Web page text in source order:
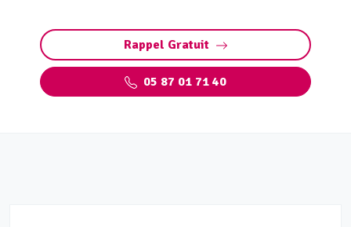
Rappel Gratuit
05 87 01 71 40